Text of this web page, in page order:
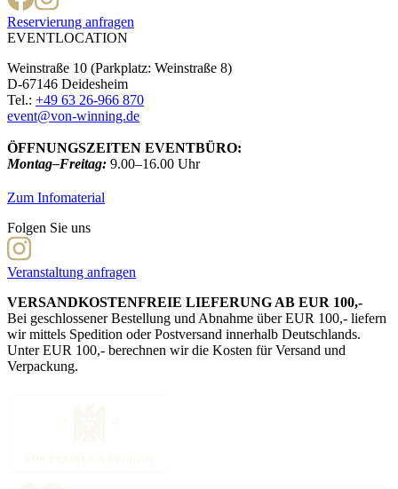
Reservierung anfragen
EVENTLOCATION
Weinstraße 10 (Parkplatz: Weinstraße 8)
D-67146 Deidesheim
Tel.: +49 63 26-966 870
event@von-winning.de
ÖFFNUNGSZEITEN EVENTBÜRO:
Montag–Freitag: 9.00–16.00 Uhr
Zum Infomaterial
Folgen Sie uns
Veranstaltung anfragen
VERSANDKOSTENFREIE LIEFERUNG AB EUR 100,-
Bei geschlossener Bestellung und Abnahme über EUR 100,- liefern
wir mittels Spedition oder Postversand innerhalb Deutschlands.
Unter EUR 100,- berechnen wir die Kosten für Versand und
Verpackung.